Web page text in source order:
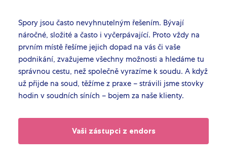
Spory jsou často nevyhnutelným řešením. Bývají
náročné, složité a často i vyčerpávající. Proto vždy na
prvním místě řešíme jejich dopad na vás či vaše
podnikání, zvažujeme všechny možnosti a hledáme tu
správnou cestu, než společně vyrazíme k soudu. A když
už přijde na soud, těžíme z praxe – strávili jsme stovky
hodin v soudních síních – bojem za naše klienty.
Vaši zástupci z endors